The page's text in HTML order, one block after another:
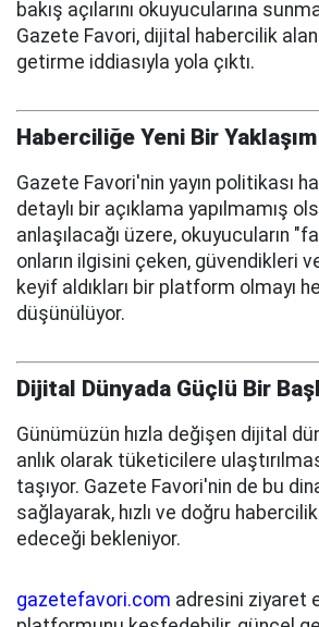
bakış açılarını okuyucularına
Gazete Favori, dijital habercilik
getirme iddiasıyla yola çıktı.
Haberciliğe Yeni Bir Yaklaşım
Gazete Favori'nin yayın politikası
detaylı bir açıklama yapılmamış
anlaşılacağı üzere, okuyucuların
onların ilgisini çeken, güvendikleri
keyif aldıkları bir platform olmayı
düşünülüyor.
Dijital Dünyada Güçlü Bir
Günümüzün hızla değişen dijital
anlık olarak tüketicilere
taşıyor. Gazete Favori'nin de bu
sağlayarak, hızlı ve doğru
edeceği bekleniyor.
gazetefavori.com adresini ziyaret